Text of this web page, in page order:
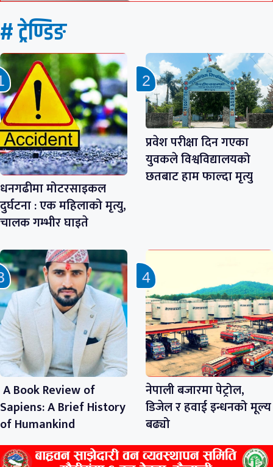
# ट्रेण्डिङ
धनगढीमा मोटरसाइकल
दुर्घटना : एक महिलाको मृत्यु,
चालक गम्भीर घाइते
प्रवेश परीक्षा दिन गएका
युवकले विश्वविद्यालयको
छतबाट हाम फाल्दा मृत्यु
A Book Review of
Sapiens: A Brief History
of Humankind
नेपाली बजारमा पेट्रोल,
डिजेल र हवाई इन्धनको मूल्य
बढ्यो